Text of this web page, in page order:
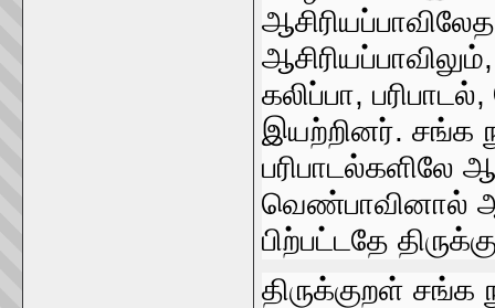
கலிப்பா,
இயற்றினர்‌. சங்க
பரிபாடல்களிலே
வெண்பாவினால்‌
பிற்பட்டதே
திருக்குறள்‌ சங்க